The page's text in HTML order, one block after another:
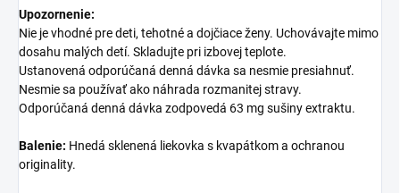
Upozornenie:
Nie je vhodné pre deti, tehotné a dojčiace ženy. Uchovávajte mimo
dosahu malých detí. Skladujte pri izbovej teplote.
Ustanovená odporúčaná denná dávka sa nesmie presiahnuť.
Nesmie sa používať ako náhrada rozmanitej stravy.
Odporúčaná denná dávka zodpovedá 63 mg sušiny extraktu.
Balenie: Hnedá sklenená liekovka s kvapátkom a ochranou
originality.